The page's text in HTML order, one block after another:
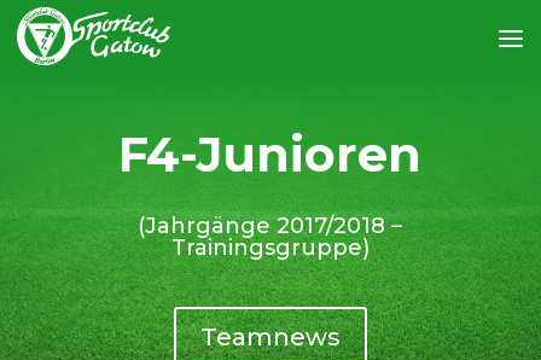
F4-Junioren
(Jahrgänge 2017/2018 –
Trainingsgruppe)
Teamnews